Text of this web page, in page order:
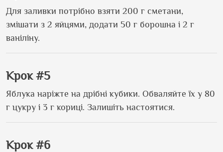
Для заливки потрібно взяти 200 г сметани,
змішати з 2 яйцями, додати 50 г борошна і 2 г
ваніліну.
Крок #5
Яблука наріжте на дрібні кубики. Обваляйте їх у 80
г цукру і 3 г кориці. Залишіть настоятися.
Крок #6